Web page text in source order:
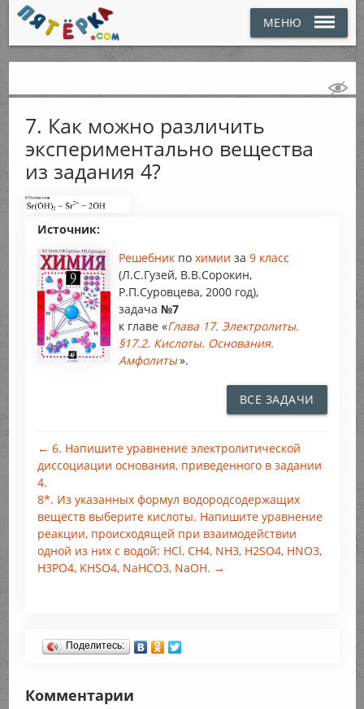
МЕНЮ
7. Как можно различить
экспериментально вещества
из задания 4?
Источник:
Решебник по химии за 9 класс
(Л.С.Гузей, В.В.Сорокин,
Р.П.Суровцева, 2000 год),
задача №7
к главе «Глава 17. Электролиты.
§17.2. Кислоты. Основания.
Амфолиты».
ВСЕ ЗАДАЧИ
← 6. Напишите уравнение электролитической
диссоциации основания, приведенного в задании
4.
8*. Из указанных формул водородсодержащих
веществ выберите кислоты. Напишите уравнение
реакции, происходящей при взаимодействии
одной из них с водой: HCl, СН4, NH3, H2SO4, HNO3,
H3PO4, KHSO4, NaHCO3, NaOH. →
Поделитесь:
Комментарии